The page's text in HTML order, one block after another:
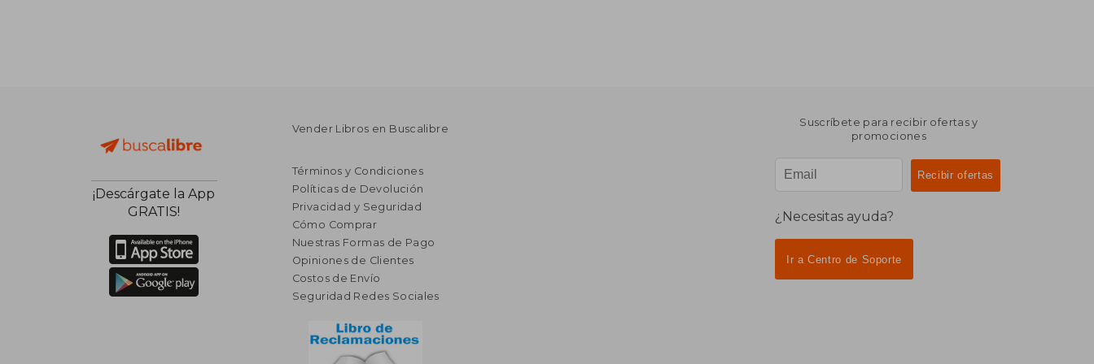
¡Descárgate la App
GRATIS!
Vender Libros en Buscalibre
Términos y Condiciones
Políticas de Devolución
Privacidad y Seguridad
Cómo Comprar
Nuestras Formas de Pago
Opiniones de Clientes
Costos de Envío
Seguridad Redes Sociales
Suscríbete para recibir ofertas y
promociones
¿Necesitas ayuda?
Ir a Centro de Soporte